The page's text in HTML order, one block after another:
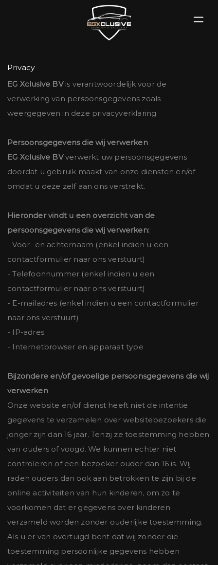
Privacy
EG Xclusive BVis verantwoordelijk voor de
verwerking van persoonsgegevens zoals
weergegeven in deze privacyverklaring.
Persoonsgegevens die wij verwerken
EG Xclusive BVverwerkt uw persoonsgegevens
doordat u gebruik maakt van onze diensten en/of
omdat u deze zelf aan ons verstrekt.
Hieronder vindt u een overzicht van de
persoonsgegevens die wij verwerken:
- Voor- en achternaam (enkel indien u een
contactformulier naar ons verstuurt)
- Telefoonnummer (enkel indien u een
contactformulier naar ons verstuurt)
- E-mailadres (enkel indien u een contactformulier
naar ons verstuurt)
- IP-adres
- Internetbrowser en apparaat type
Bijzondere en/of gevoelige persoonsgegevens die wij
verwerken
Onze website en/of dienst heeft niet de intentie
gegevens te verzamelen over websitebezoekers die
jonger zijn dan 16 jaar. Tenzij ze toestemming hebben
van ouders of voogd. We kunnen echter niet
controleren of een bezoeker ouder dan 16 is. Wij
raden ouders dan ook aan betrokken te zijn bij de
online activiteiten van hun kinderen, om zo te
voorkomen dat er gegevens over kinderen
verzameld worden zonder ouderlijke toestemming.
Als u er van overtuigd bent dat wij zonder die
toestemming persoonlijke gegevens hebben